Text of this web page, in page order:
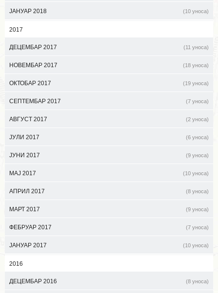
ЈАНУАР 2018 (10 уноса)
2017
ДЕЦЕМБАР 2017 (11 уноса)
НОВЕМБАР 2017 (18 уноса)
ОКТОБАР 2017 (19 уноса)
СЕПТЕМБАР 2017 (7 уноса)
АВГУСТ 2017 (2 уноса)
ЈУЛИ 2017 (6 уноса)
ЈУНИ 2017 (9 уноса)
МАЈ 2017 (10 уноса)
АПРИЛ 2017 (8 уноса)
МАРТ 2017 (9 уноса)
ФЕБРУАР 2017 (7 уноса)
ЈАНУАР 2017 (10 уноса)
2016
ДЕЦЕМБАР 2016 (8 уноса)